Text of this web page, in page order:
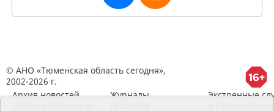
© АНО «Тюменская область сегодня»,
2002-2026 г.
Архив новостей
Журналы
Экстренные